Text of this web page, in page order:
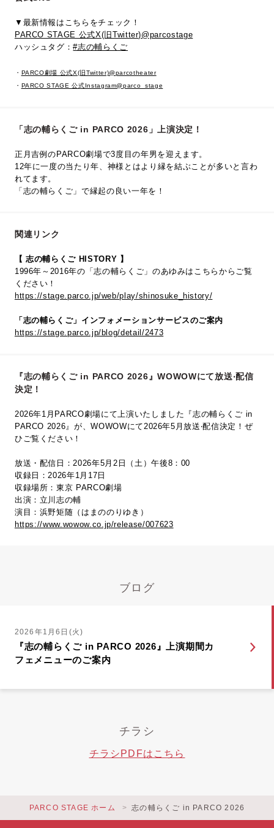
▼最新情報はこちらをチェック！
PARCO STAGE 公式X(旧Twitter)@parcostage
ハッシュタグ：#志の輔らくご
・ PARCO劇場 公式X(旧Twitter)@parcotheater
・ PARCO STAGE 公式Instagram@parco_stage
「志の輔らくご in PARCO 2026」上演決定！
正月吉例のPARCO劇場で3度目の年男を迎えます。
12年に一度の当たり年、神様とはより縁を結ぶことが多いと言わ
れてます。
「志の輔らくご」で縁起の良い一年を！
関連リンク
【 志の輔らくご HISTORY 】
1996年～2016年の「志の輔らくご」のあゆみはこちらからご覧
ください！
https://stage.parco.jp/web/play/shinosuke_history/
「志の輔らくご」インフォメーションサービスのご案内
https://stage.parco.jp/blog/detail/2473
『志の輔らくご in PARCO 2026』WOWOWにて放送‧配信
決定！
2026年1月PARCO劇場にて上演いたしました『志の輔らくご in
PARCO 2026』が、WOWOWにて2026年5⽉放送‧配信決定！ぜ
ひご覧ください！
放送・配信日：2026年5月2日（土）午後8：00
収録日：2026年1月17日
収録場所：東京 PARCO劇場
出演：立川志の輔
演目：浜野矩随（はまののりゆき）
https://www.wowow.co.jp/release/007623
ブログ
2026年1月6日(火)
『志の輔らくご in PARCO 2026』上演期間カ
フェメニューのご案内
チラシ
チラシPDFはこちら
PARCO STAGE ホーム 志の輔らくご in PARCO 2026